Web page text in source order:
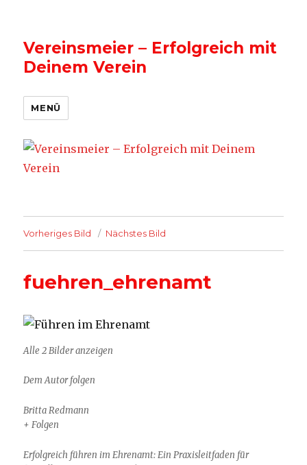
Vereinsmeier – Erfolgreich mit
Deinem Verein
MENÜ
Vorheriges Bild Nächstes Bild
fuehren_ehrenamt
Alle 2 Bilder anzeigen
Dem Autor folgen
Britta Redmann
+ Folgen
Erfolgreich führen im Ehrenamt: Ein Praxisleitfaden für